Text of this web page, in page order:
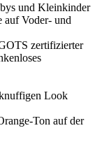
und Kleinkinder
auf Voder- und
zertifizierter
Look
Ton auf der